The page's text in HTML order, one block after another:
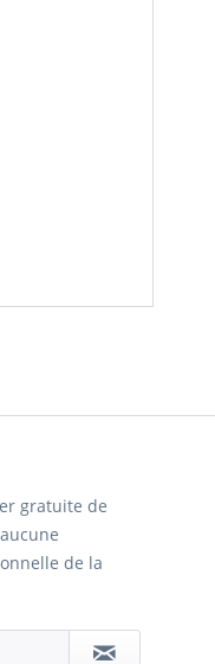
gratuite de
de la